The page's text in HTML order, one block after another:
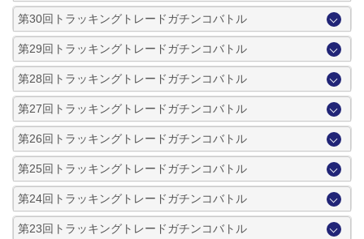
第30回トラッキングトレードガチンコバトル
第29回トラッキングトレードガチンコバトル
第28回トラッキングトレードガチンコバトル
第27回トラッキングトレードガチンコバトル
第26回トラッキングトレードガチンコバトル
第25回トラッキングトレードガチンコバトル
第24回トラッキングトレードガチンコバトル
第23回トラッキングトレードガチンコバトル